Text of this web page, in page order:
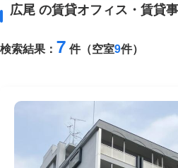
広尾 の賃貸オフィス・賃貸
検索結果： 7 件（空室9件）